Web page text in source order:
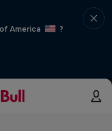
America
?